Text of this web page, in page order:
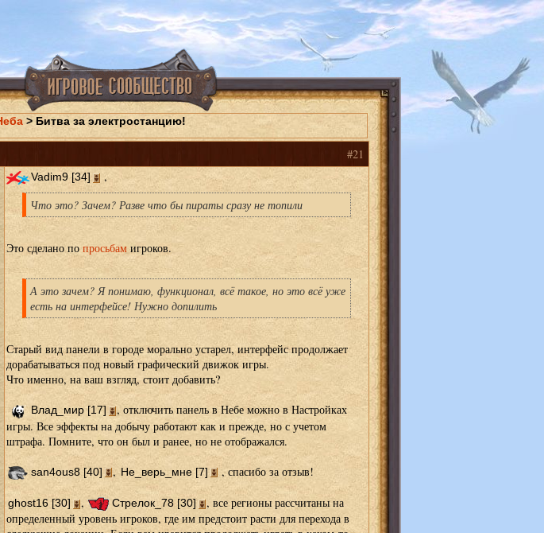
> Битва за электростанцию!
#21
Vadim9 [34]
,
Что это? Зачем? Разве что бы пираты сразу не топили
Это сделано по просьбамигроков.
А это зачем? Я понимаю, функционал, всё такое, но это всё уже
есть на интерфейсе! Нужно допилить
Старый вид панели в городе морально устарел, интерфейс продолжает
дорабатываться под новый графический движок игры.
Что именно, на ваш взгляд, стоит добавить?
Влад_мир [17]
, отключить панель в Небе можно в Настройках
игры. Все эффекты на добычу работают как и прежде, но с учетом
штрафа. Помните, что он был и ранее, но не отображался.
san4ous8 [40] , Не_верь_мне [7] , спасибо за отзыв!
ghost16 [30] , Стрелок_78 [30]
, все регионы рассчитаны на
определенный уровень игроков, где им предстоит расти для перехода в